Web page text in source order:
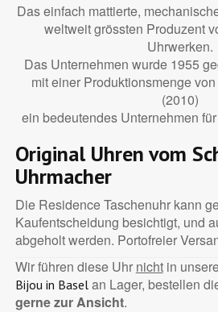
Das einfach mattierte,
weltweit grössten Produzent
Uhrwerken.
Das Unternehmen wurde 1955
mit einer Produktionsmenge
(2010)
ein bedeutendes Unternehmen
Original Uhren vom
Uhrmacher
Die Residence Taschenuhr kann
Kaufentscheidung besichtigt, und
abgeholt werden. Portofreier
Wir führen diese Uhr nichtin
Bijou in Baselan Lager, bestellen
gerne zur Ansicht.